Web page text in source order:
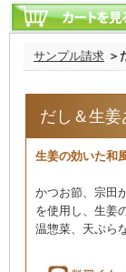
サンプル請求 ＞
だし＆生姜
生姜の効いた和
かつお節、宗田
を使用し、生姜
温惣菜、天ぷら